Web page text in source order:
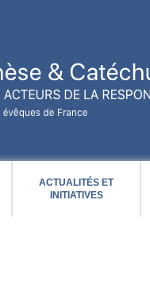
ACTUALITÉS ET
INITIATIVES